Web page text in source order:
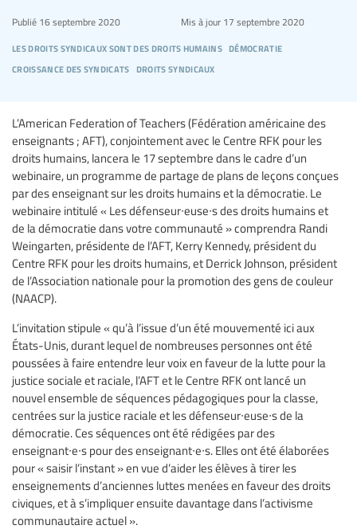
les droits syndicaux sont des droits humains démocratie
croissance des syndicats droits syndicaux
Publié 16 septembre 2020 Mis à jour17 septembre 2020
L’American Federation of Teachers (Fédération américaine des
enseignants ; AFT), conjointement avec le Centre RFK pour les
droits humains, lancera le 17 septembre dans le cadre d’un
webinaire, un programme de partage de plans de leçons conçues
par des enseignant sur les droits humains et la démocratie. Le
webinaire intitulé « Les défenseur∙euse∙s des droits humains et
de la démocratie dans votre communauté » comprendra Randi
Weingarten, présidente de l’AFT, Kerry Kennedy, président du
Centre RFK pour les droits humains, et Derrick Johnson, président
de l’Association nationale pour la promotion des gens de couleur
(NAACP).
L’invitation stipule « qu’à l’issue d’un été mouvementé ici aux
États-Unis, durant lequel de nombreuses personnes ont été
poussées à faire entendre leur voix en faveur de la lutte pour la
justice sociale et raciale, l’AFT et le Centre RFK ont lancé un
nouvel ensemble de séquences pédagogiques pour la classe,
centrées sur la justice raciale et les défenseur∙euse∙s de la
démocratie. Ces séquences ont été rédigées par des
enseignant∙e∙s pour des enseignant∙e∙s. Elles ont été élaborées
pour « saisir l’instant » en vue d’aider les élèves à tirer les
enseignements d’anciennes luttes menées en faveur des droits
civiques, et à s’impliquer ensuite davantage dans l’activisme
communautaire actuel ».